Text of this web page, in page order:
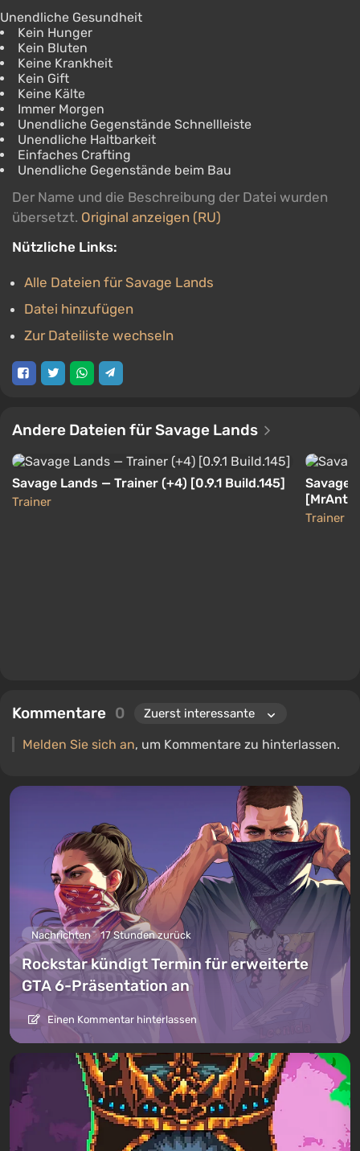
Unendliche Gesundheit
Kein Hunger
Kein Bluten
Keine Krankheit
Kein Gift
Keine Kälte
Immer Morgen
Unendliche Gegenstände Schnellleiste
Unendliche Haltbarkeit
Einfaches Crafting
Unendliche Gegenstände beim Bau
Der Name und die Beschreibung der Datei wurden
übersetzt. Original anzeigen (RU)
Nützliche Links:
Alle Dateien für Savage Lands
Datei hinzufügen
Zur Dateiliste wechseln
Andere Dateien für Savage Lands
Savage Lands — Trainer (+4) [0.9.1 Build.145]
Trainer
Savage
Trainer
Kommentare 0
Melden Sie sich an, um Kommentare zu hinterlassen.
Nachrichten 17 Stunden zurück
Rockstar kündigt Termin für erweiterte
GTA 6-Präsentation an
Einen Kommentar hinterlassen